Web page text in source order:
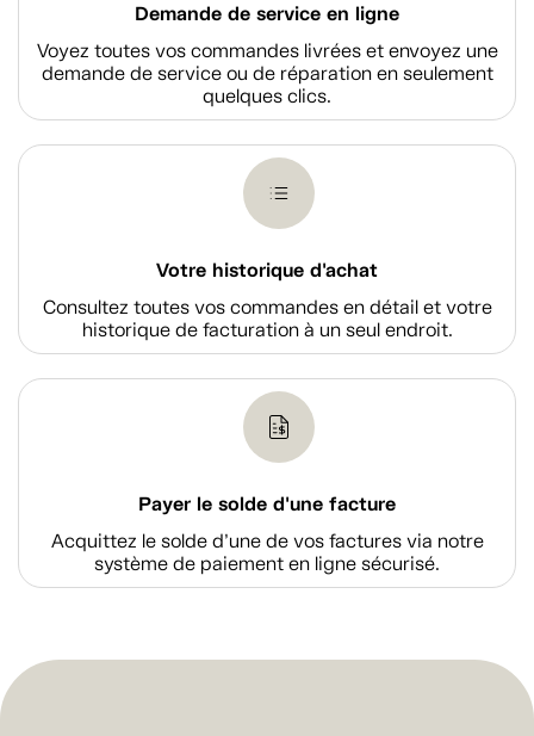
Demande de service en ligne
Voyez toutes vos commandes livrées et envoyez une
demande de service ou de réparation en seulement
quelques clics.
Votre historique d'achat
Consultez toutes vos commandes en détail et votre
historique de facturation à un seul endroit.
Payer le solde d'une facture
Acquittez le solde d’une de vos factures via notre
système de paiement en ligne sécurisé.